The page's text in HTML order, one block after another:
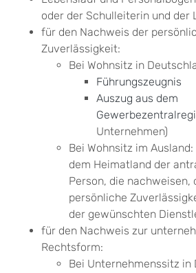
oder der Schulleiterin und der
für den Nachweis der
Zuverlässigkeit:
Bei Wohnsitz in
Führungszeugnis
Auszug aus dem
Unternehmen)
Bei Wohnsitz im
dem Heimatland der
Person, die nachweisen,
persönliche
der gewünschten
für den Nachweis zur
Rechtsform:
Bei Unternehmenssitz in